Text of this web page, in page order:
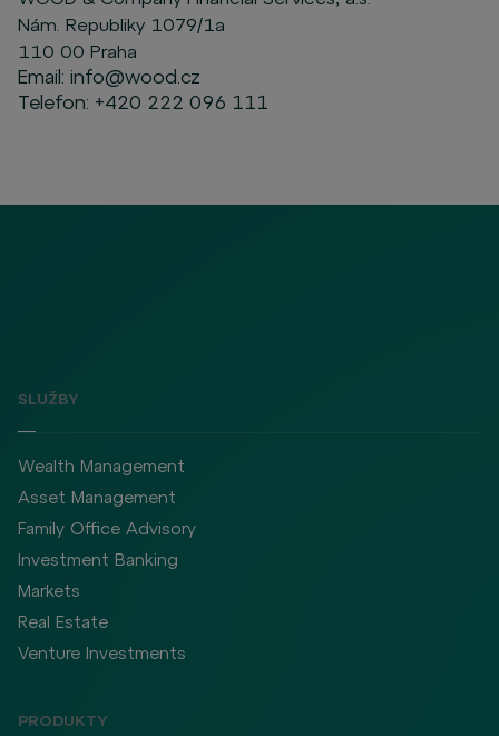
Nám. Republiky 1079/1a
110 00 Praha
Email: info@wood.cz
Telefon: +420 222 096 111
SLUŽBY
Wealth Management
Asset Management
Family Office Advisory
Investment Banking
Markets
Real Estate
Venture Investments
PRODUKTY